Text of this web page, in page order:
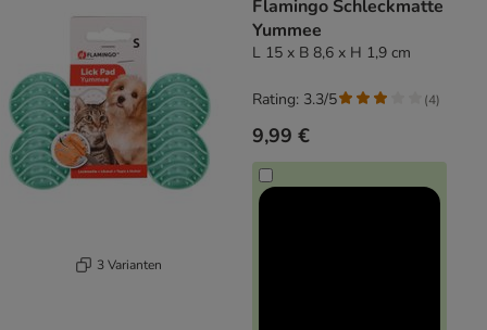
3 Varianten
Flamingo Schleckmatte
Yummee
L 15 x B 8,6 x H 1,9 cm
9,99 €
Rating: 3.3/5 (4)